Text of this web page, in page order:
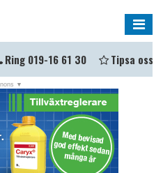
Ring 019-16 61 30 Tipsa oss